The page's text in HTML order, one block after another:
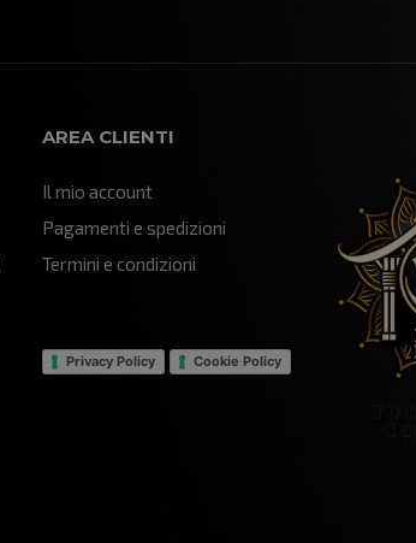
AREA CLIENTI
Il mio account
Pagamenti e spedizioni
Termini e condizioni
Privacy Policy Cookie Policy